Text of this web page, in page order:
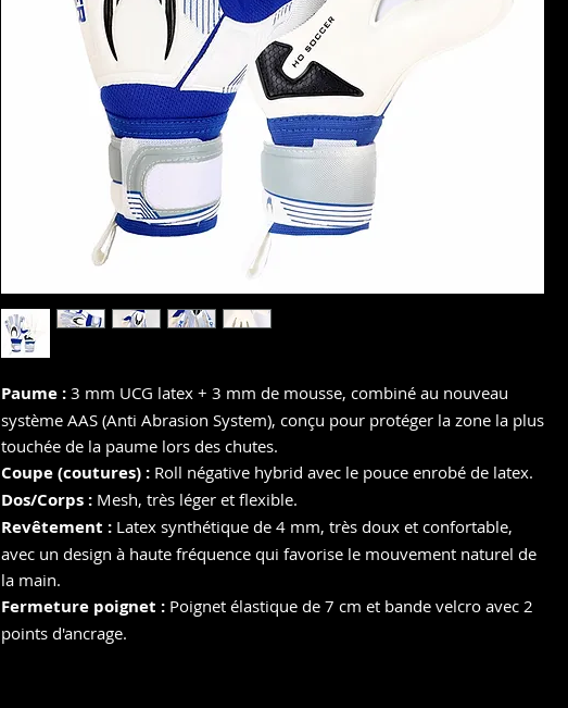
Paume : 3 mm UCG latex + 3 mm de mousse, combiné au nouveau
système AAS (Anti Abrasion System), conçu pour protéger la zone la plus
touchée de la paume lors des chutes.
Coupe (coutures) : Roll négative hybrid avec le pouce enrobé de latex.
Dos/Corps : Mesh, très léger et flexible.
Revêtement : Latex synthétique de 4 mm, très doux et confortable,
avec un design à haute fréquence qui favorise le mouvement naturel de
la main.
Fermeture poignet : Poignet élastique de 7 cm et bande velcro avec 2
points d'ancrage.